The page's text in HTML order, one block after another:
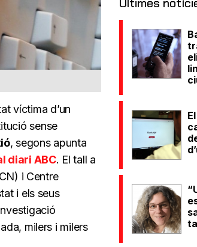
víctima d’un
sense
, segons apunta
diari ABC. El tall a
i Centre
i els seus
milers i milers